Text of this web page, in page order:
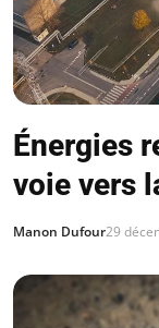
Énergies
voie vers
Manon Dufour29